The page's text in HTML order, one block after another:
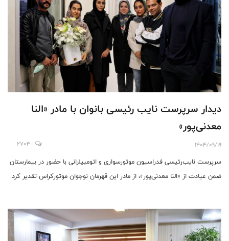
دیدار سرپرست نایب رئیسی بانوان با مادر «النا
معدنی‌پور»
1404/09/19
2703
سرپرست نایب‌رئیسی فدراسیون موتورسواری و اتومبیلرانی با حضور در بیمارستان
ضمن عیادت از «النا معدنی‌پور»، از مادر این قهرمان نوجوان موتورکراس تقدیر کرد.